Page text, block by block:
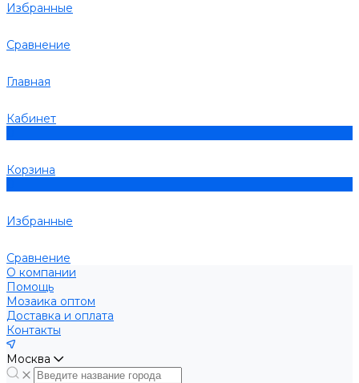
Избранные
Сравнение
Главная
Кабинет
Корзина
Избранные
Сравнение
О компании
Помощь
Мозаика оптом
Доставка и оплата
Контакты
Москва